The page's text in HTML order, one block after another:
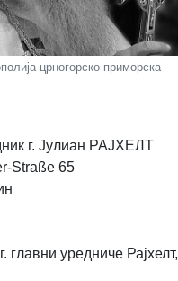
црногорско-приморска
г. Јулиан РАЈХЕЛТ
Straße 65
главни уредниче Рајхелт,